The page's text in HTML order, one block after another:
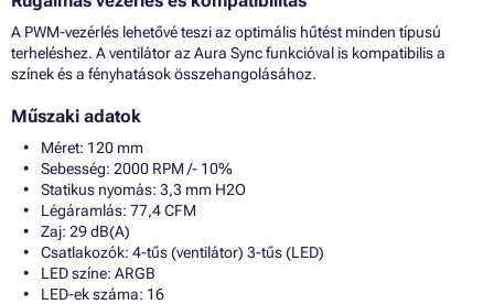
A PWM-vezérlés lehetővé teszi az optimális hűtést minden típusú
terheléshez. A ventilátor az Aura Sync funkcióval is kompatibilis a
színek és a fényhatások összehangolásához.
Műszaki adatok
Méret: 120 mm
Sebesség: 2000 RPM /- 10%
Statikus nyomás: 3,3 mm H2O
Légáramlás: 77,4 CFM
Zaj: 29 dB(A)
Csatlakozók: 4-tűs (ventilátor) 3-tűs (LED)
LED színe: ARGB
LED-ek száma: 16